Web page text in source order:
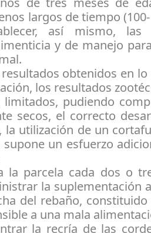
largos de tiempo (100-
así mismo, las
y de manejo
obtenidos en
los resultados
pudiendo
secos, el correcto
la utilización de un
un esfuerzo
la parcela cada dos o
la suplementación
del rebaño,
a una mala
la recría de las